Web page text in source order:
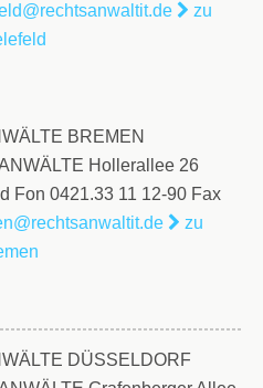
zu
BREMEN
Hollerallee 26
Fon 0421.33 11 12-90 Fax
zu
DÜSSELDORF